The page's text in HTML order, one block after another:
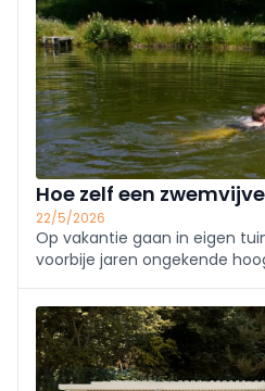
Hoe zelf een
22/5/2026
Op vakantie gaan in eigen
voorbije jaren ongekende
menig klusser haalde zijn of
onder het stof. Meer wel dan